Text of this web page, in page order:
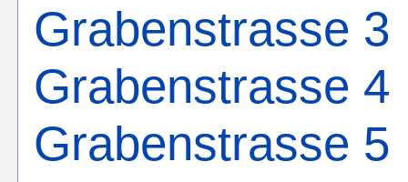
Grabenstrasse 3
Grabenstrasse 4
Grabenstrasse 5